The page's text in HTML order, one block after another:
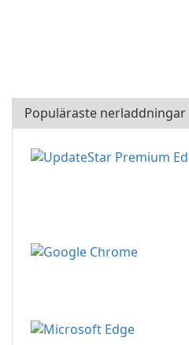
Populäraste nerladdningar